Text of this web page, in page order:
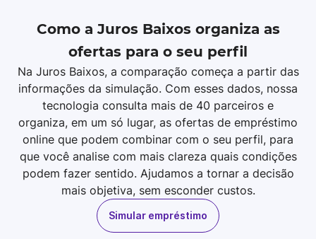
Como a Juros Baixos organiza as
ofertas para o seu perfil
Na Juros Baixos, a comparação começa a partir das
informações da simulação. Com esses dados, nossa
tecnologia consulta mais de 40 parceiros e
organiza, em um só lugar, as ofertas de empréstimo
online que podem combinar com o seu perfil, para
que você analise com mais clareza quais condições
podem fazer sentido. Ajudamos a tornar a decisão
mais objetiva, sem esconder custos.
Simular empréstimo